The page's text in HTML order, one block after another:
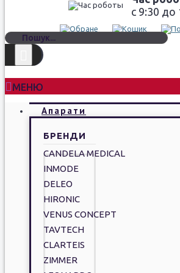
c 9:30 до
МЕНЮ
Апарати
БРЕНДИ
CANDELA MEDICAL
INMODE
DELEO
HIRONIC
VENUS CONCEPT
TAVTECH
CLARTEIS
ZIMMER